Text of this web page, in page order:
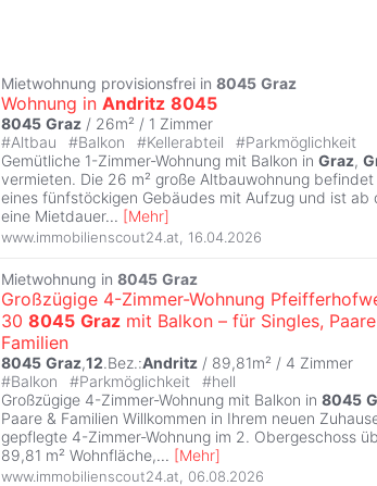
Mietwohnung provisionsfrei in 8045 Graz
Wohnung in Andritz 8045
8045 Graz / 26m² / 1 Zimmer
#Altbau #Balkon #Kellerabteil #Parkmöglichkeit
Gemütliche 1-Zimmer-Wohnung mit Balkon in Graz,
vermieten. Die 26 m² große Altbauwohnung
eines fünfstöckigen Gebäudes mit Aufzug und ist
eine Mietdauer... [Mehr]
www.immobilienscout24.at 16.04.2026
Mietwohnung in 8045 Graz
Großzügige 4-Zimmer-Wohnung
30 8045 Graz mit Balkon – für Singles,
Familien
8045 Graz,12.Bez.:Andritz / 89,81m² / 4 Zimmer
#Balkon #Parkmöglichkeit #hell
Großzügige 4-Zimmer-Wohnung mit Balkon in 8045
Paare & Familien Willkommen in Ihrem neuen
gepflegte 4-Zimmer-Wohnung im 2. Obergeschoss
89,81 m² Wohnfläche,... [Mehr]
www.immobilienscout24.at 06.08.2026